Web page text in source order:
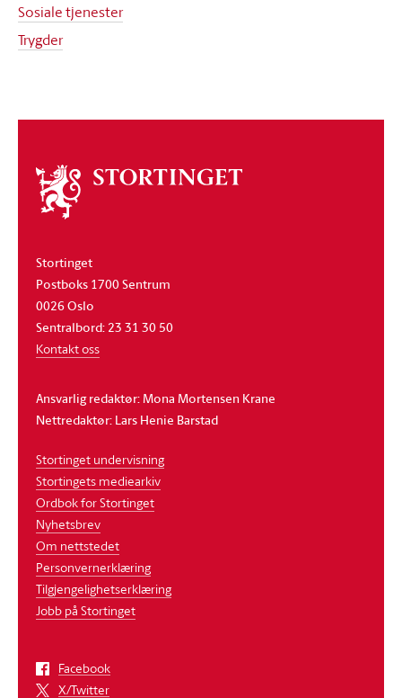
Sosiale tjenester
Trygder
Om
stortinget
Stortinget
Postboks 1700 Sentrum
0026 Oslo
Sentralbord: 23 31 30 50
Kontakt oss
Ansvarlig redaktør: Mona Mortensen Krane
Nettredaktør: Lars Henie Barstad
Stortinget undervisning
Stortingets mediearkiv
Ordbok for Stortinget
Nyhetsbrev
Om nettstedet
Personvernerklæring
Tilgjengelighetserklæring
Jobb på Stortinget
Facebook
X/Twitter